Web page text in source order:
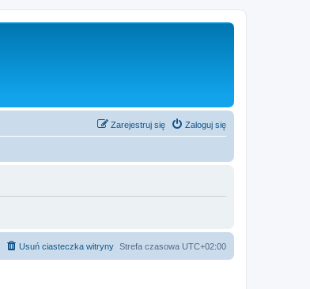
Zaloguj się
Zarejestruj się
Strefa czasowa UTC+02:00
Usuń ciasteczka witryny